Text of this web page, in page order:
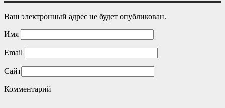
Ваш электронный адрес не будет опубликован.
Имя
Email
Сайт
Комментарий